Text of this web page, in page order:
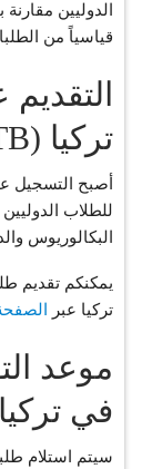
الدوليين
قياسياً من
تركيا (YTB) 2023
للطلاب
البكالوريوس
يمكنكم تقديم
تركيا عبر
موعد
في تركيا 2023
سيتم استلام